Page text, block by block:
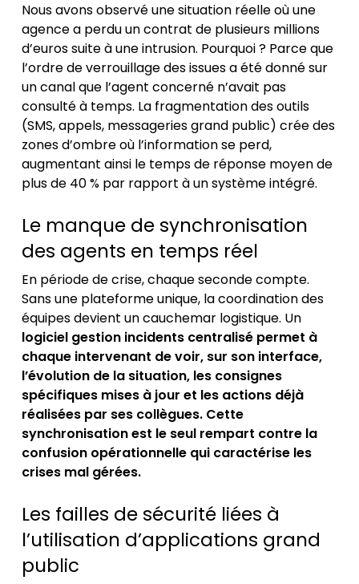
Nous avons observé une situation réelle où une
agence a perdu un contrat de plusieurs millions
d’euros suite à une intrusion. Pourquoi ? Parce que
l’ordre de verrouillage des issues a été donné sur
un canal que l’agent concerné n’avait pas
consulté à temps. La fragmentation des outils
(SMS, appels, messageries grand public) crée des
zones d’ombre où l’information se perd,
augmentant ainsi le temps de réponse moyen de
plus de 40 % par rapport à un système intégré.
Le manque de synchronisation
des agents en temps réel
En période de crise, chaque seconde compte.
Sans une plateforme unique, la coordination des
équipes devient un cauchemar logistique. Un
logiciel gestion incidents centralisé permet à
chaque intervenant de voir, sur son interface,
l’évolution de la situation, les consignes
spécifiques mises à jour et les actions déjà
réalisées par ses collègues. Cette
synchronisation est le seul rempart contre la
confusion opérationnelle qui caractérise les
crises mal gérées.
Les failles de sécurité liées à
l’utilisation d’applications grand
public